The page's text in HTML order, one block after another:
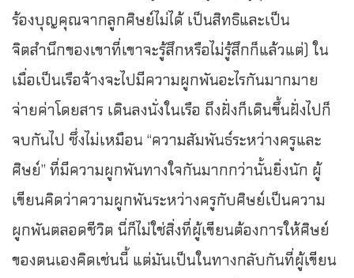
ร้องบุญคุณจากลูกศิษย์ไม่ได้ เป็นสิทธิและเป็น
จิตสำนึกของเขาที่เขาจะรู้สึกหรือไม่รู้สึกก็แล้วแต่) ใน
เมื่อเป็นเรือจ้างจะไปมีความผูกพันอะไรกันมากมาย
จ่ายค่าโดยสาร เดินลงนั่งในเรือ ถึงฝั่งก็เดินขึ้นฝั่งไปก็
จบกันไป ซึ่งไม่เหมือน “ความสัมพันธ์ระหว่างครูและ
ศิษย์” ที่มีความผูกพันทางใจกันมากกว่านั้นยิ่งนัก ผู้
เขียนคิดว่าความผูกพันระหว่างครูกับศิษย์เป็นความ
ผูกพันตลอดชีวิต นี่ก็ไม่ใช่สิ่งที่ผู้เขียนต้องการให้ศิษย์
ของตนเองคิดเช่นนี้ แต่มันเป็นในทางกลับกันที่ผู้เขียน